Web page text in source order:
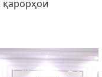
қарорҳои